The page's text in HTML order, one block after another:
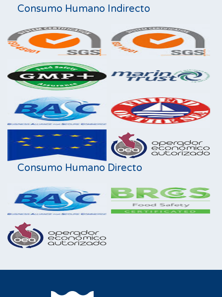
Consumo Humano Indirecto
Consumo Humano Directo